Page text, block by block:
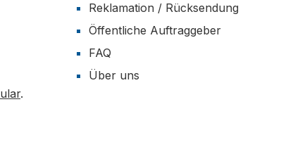
.
Reklamation / Rücksendung
Öffentliche Auftraggeber
FAQ
Über uns